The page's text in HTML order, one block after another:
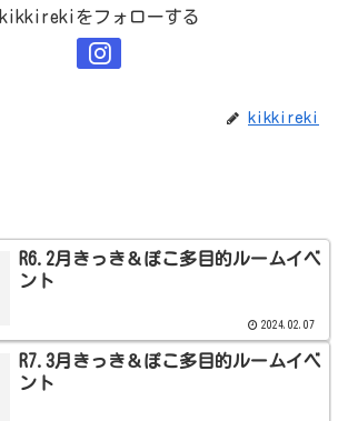
kikkirekiをフォローする
kikkireki
R6.2月きっき＆ぽこ多目的ルームイベ
ント
2024.02.07
R7.3月きっき＆ぽこ多目的ルームイベ
ント